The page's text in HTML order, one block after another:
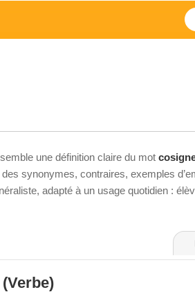
une définition claire du mot
des synonymes, contraires, exemples
adapté à un usage quotidien :
(Verbe)